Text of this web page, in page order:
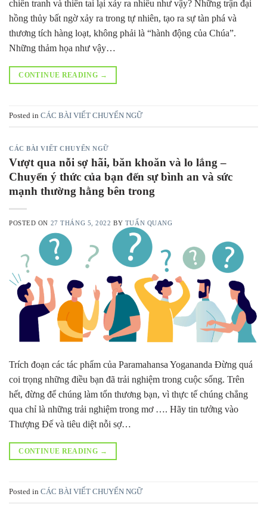
chiến tranh và thiên tai lại xảy ra nhiều như vậy? Những trận đại
hồng thủy bất ngờ xảy ra trong tự nhiên, tạo ra sự tàn phá và
thương tích hàng loạt, không phải là “hành động của Chúa”.
Những thảm họa như vậy…
CONTINUE READING →
Posted in CÁC BÀI VIẾT CHUYỂN NGỮ
CÁC BÀI VIẾT CHUYỂN NGỮ
Vượt qua nỗi sợ hãi, băn khoăn và lo lắng –
Chuyển ý thức của bạn đến sự bình an và sức
mạnh thường hằng bên trong
POSTED ON 27 THÁNG 5, 2022 BY TUẤN QUANG
Trích đoạn các tác phẩm của Paramahansa Yogananda Đừng quá
coi trọng những điều bạn đã trải nghiệm trong cuộc sống. Trên
hết, đừng để chúng làm tổn thương bạn, vì thực tế chúng chẳng
qua chỉ là những trải nghiệm trong mơ …. Hãy tin tưởng vào
Thượng Đế và tiêu diệt nỗi sợ…
CONTINUE READING →
Posted in CÁC BÀI VIẾT CHUYỂN NGỮ